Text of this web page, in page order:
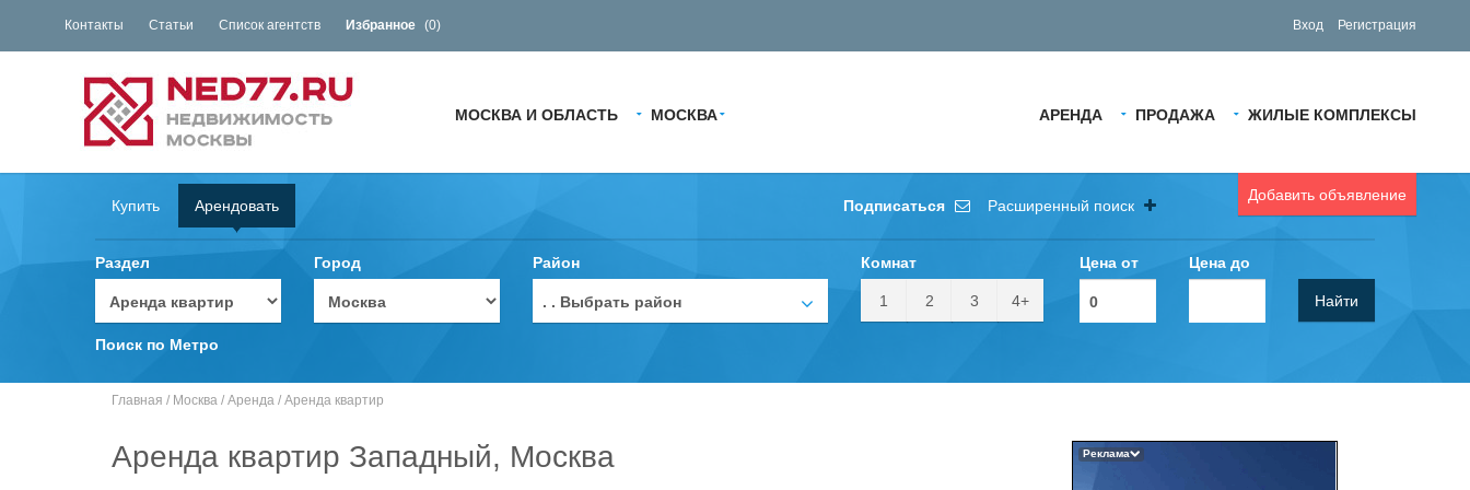
Контакты Статьи Список агентств Избранное (0) Вход Регистрация
АРЕНДА ПРОДАЖА ЖИЛЫЕ КОМПЛЕКСЫ
МОСКВА И ОБЛАСТЬ МОСКВА
Добавить объявление
Купить Арендовать Подписаться Расширенный поиск
Раздел Город Район
. . Выбрать район
Комнат
1 2 3 4+
Цена от Цена до
Найти
Поиск по Метро
Главная / Москва / Аренда / Аренда квартир
Аренда квартир Западный, Москва Реклама